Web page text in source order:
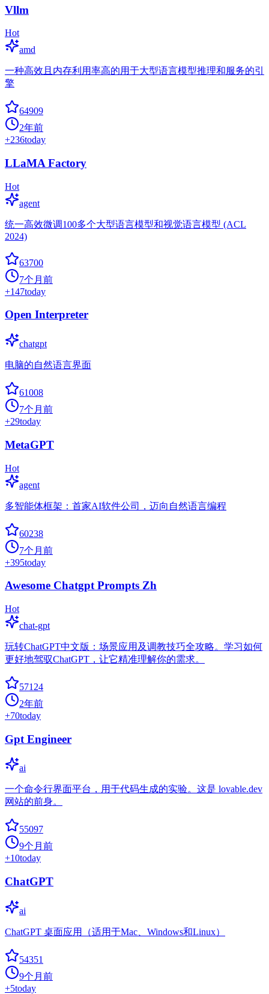
Vllm
Hot
amd
一种高效且内存利用率高的用于大型语言模型推理和服务的引
擎
64909
2年前
+236today
LLaMA Factory
Hot
agent
统一高效微调100多个大型语言模型和视觉语言模型 (ACL
2024)
63700
7个月前
+147today
Open Interpreter
chatgpt
电脑的自然语言界面
61008
7个月前
+29today
MetaGPT
Hot
agent
多智能体框架：首家AI软件公司，迈向自然语言编程
60238
7个月前
+395today
Awesome Chatgpt Prompts Zh
Hot
chat-gpt
玩转ChatGPT中文版：场景应用及调教技巧全攻略。学习如何
更好地驾驭ChatGPT，让它精准理解你的需求。
57124
2年前
+70today
Gpt Engineer
ai
一个命令行界面平台，用于代码生成的实验。这是 lovable.dev
网站的前身。
55097
9个月前
+10today
ChatGPT
ai
ChatGPT 桌面应用（适用于Mac、Windows和Linux）
54351
9个月前
+5today